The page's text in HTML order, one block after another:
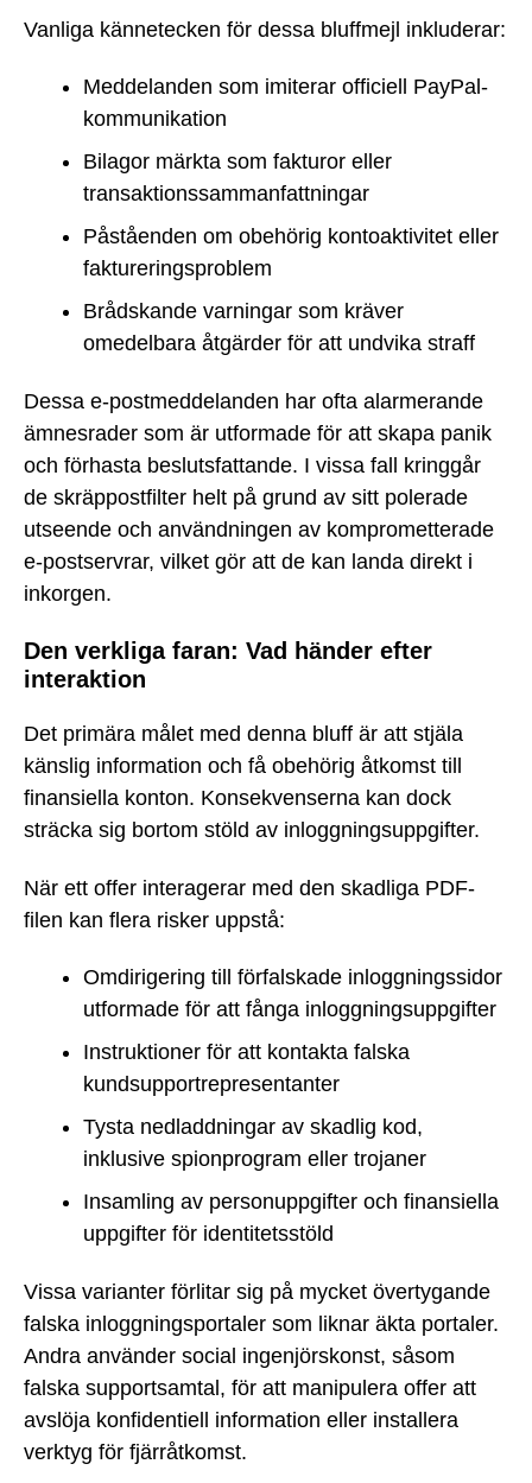
Vanliga kännetecken för dessa bluffmejl inkluderar:
Meddelanden som imiterar officiell PayPal-
kommunikation
Bilagor märkta som fakturor eller
transaktionssammanfattningar
Påståenden om obehörig kontoaktivitet eller
faktureringsproblem
Brådskande varningar som kräver
omedelbara åtgärder för att undvika straff
Dessa e-postmeddelanden har ofta alarmerande
ämnesrader som är utformade för att skapa panik
och förhasta beslutsfattande. I vissa fall kringgår
de skräppostfilter helt på grund av sitt polerade
utseende och användningen av komprometterade
e-postservrar, vilket gör att de kan landa direkt i
inkorgen.
Den verkliga faran: Vad händer efter
interaktion
Det primära målet med denna bluff är att stjäla
känslig information och få obehörig åtkomst till
finansiella konton. Konsekvenserna kan dock
sträcka sig bortom stöld av inloggningsuppgifter.
När ett offer interagerar med den skadliga PDF-
filen kan flera risker uppstå:
Omdirigering till förfalskade inloggningssidor
utformade för att fånga inloggningsuppgifter
Instruktioner för att kontakta falska
kundsupportrepresentanter
Tysta nedladdningar av skadlig kod,
inklusive spionprogram eller trojaner
Insamling av personuppgifter och finansiella
uppgifter för identitetsstöld
Vissa varianter förlitar sig på mycket övertygande
falska inloggningsportaler som liknar äkta portaler.
Andra använder social ingenjörskonst, såsom
falska supportsamtal, för att manipulera offer att
avslöja konfidentiell information eller installera
verktyg för fjärråtkomst.